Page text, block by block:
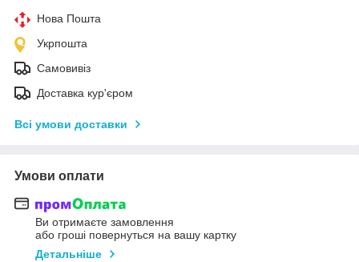
Нова Пошта
Укрпошта
Самовивіз
Доставка кур'єром
Всі умови доставки
Умови оплати
Ви отримаєте замовлення
або гроші повернуться на вашу картку
Детальніше